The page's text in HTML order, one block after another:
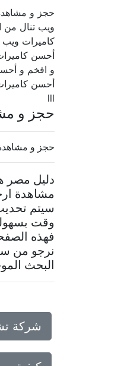
حجز و
ويب تنال من
كاميرات
أحسن
و افخم و
أحسن
lll
حجز و
حجز و
دليل مصر
مشاهدة
سيتم
وقت
فهذه
نرجو من
البحث
شركة